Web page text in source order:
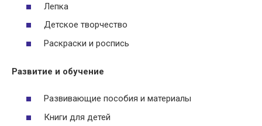
Лепка
Детское творчество
Раскраски и роспись
Развитие и обучение
Развивающие пособия и материалы
Книги для детей